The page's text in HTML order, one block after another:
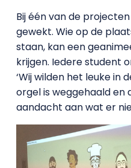
Bij één van de
gewekt. Wie op de
staan, kan een
krijgen. Iedere student
‘Wij wilden het leuke in
orgel is weggehaald en
aandacht aan wat er